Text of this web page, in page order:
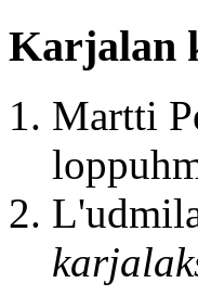
Karjalan
Martti